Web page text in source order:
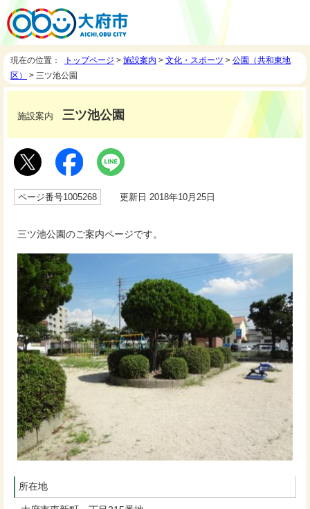
現在の位置： トップページ > 施設案内 > 文化・スポーツ > 公園（共和東地
区）
> 三ツ池公園
施設案内 三ツ池公園
ページ番号1005268 更新日 2018年10月25日
三ツ池公園のご案内ページです。
所在地